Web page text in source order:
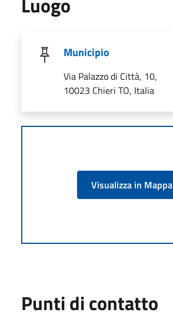
Municipio
Via Palazzo di Città, 10,
10023 Chieri TO, Italia
Visualizza in Mappa
Punti di contatto